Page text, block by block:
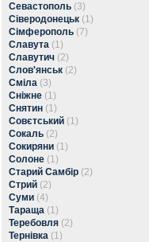
Севастополь (3)
Сіверодонецьк (1)
Сімферополь (7)
Славута (1)
Славутич (2)
Слов'янськ (2)
Сміла (3)
Сніжне (1)
Снятин (1)
Совєтський (1)
Сокаль (2)
Сокиряни (1)
Солоне (1)
Старий Самбір (2)
Стрий (2)
Суми (4)
Тараща (1)
Теребовля (2)
Тернівка (1)